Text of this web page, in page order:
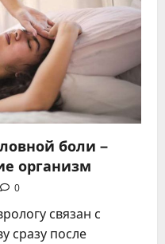
боли –
организм
0
связан с
сразу после